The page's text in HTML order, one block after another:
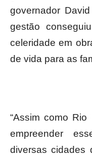
governador
gestão
celeridade em
de vida para as
“Assim como
empreender
diversas cidades